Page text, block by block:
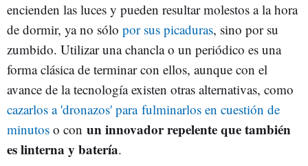
encienden las luces y pueden resultar molestos a la hora
de dormir, ya no sólo por sus picaduras, sino por su
zumbido. Utilizar una chancla o un periódico es una
forma clásica de terminar con ellos, aunque con el
avance de la tecnología existen otras alternativas, como
cazarlos a 'dronazos' para fulminarlos en cuestión de
minutos o con un innovador repelente que también
es linterna y batería.